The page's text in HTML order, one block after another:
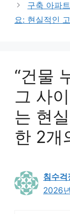
구축 아파
요: 현실적인
“건물
그 사
는 현
한 2개
침수걱
2026